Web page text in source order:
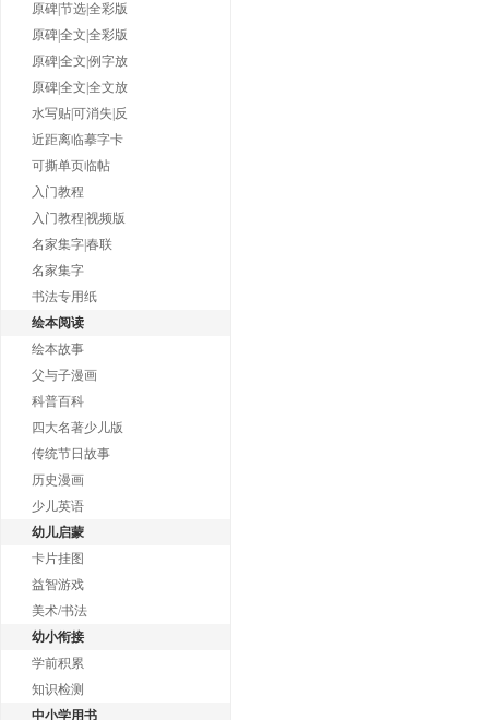
原碑|节选|全彩版
原碑|全文|全彩版
原碑|全文|例字放
原碑|全文|全文放
水写贴|可消失|反
近距离临摹字卡
可撕单页临帖
入门教程
入门教程|视频版
名家集字|春联
名家集字
书法专用纸
绘本阅读
绘本故事
父与子漫画
科普百科
四大名著少儿版
传统节日故事
历史漫画
少儿英语
幼儿启蒙
卡片挂图
益智游戏
美术/书法
幼小衔接
学前积累
知识检测
中小学用书